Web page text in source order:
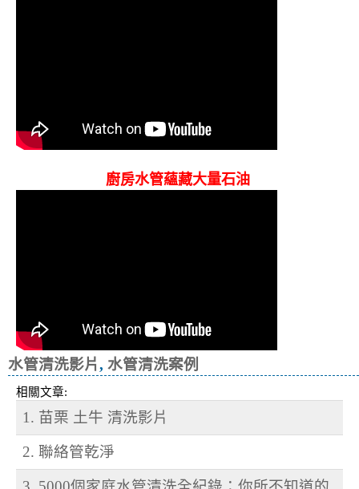
廚房水管蘊藏大量石油
水管清洗影片, 水管清洗案例
相關文章:
1. 苗栗 土牛 清洗影片
2. 聯絡管乾淨